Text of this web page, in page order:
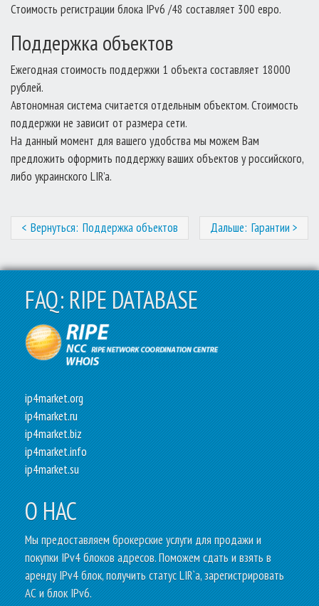
Стоимость регистрации блока IPv6 /48 составляет 300 евро.
Поддержка объектов
Ежегодная стоимость поддержки 1 объекта составляет 18000
рублей.
Автономная система считается отдельным объектом. Стоимость
поддержки не зависит от размера сети.
На данный момент для вашего удобства мы можем Вам
предложить оформить поддержку ваших объектов у российского,
либо украинского LIR’a.
Навигация
по
записям
Поддержка объектов Гарантии
FAQ: RIPE DATABASE
ip4market.org
ip4market.ru
ip4market.biz
ip4market.info
ip4market.su
О НАС
Mы предоставляем брокерские услуги для продажи и
покупки IPv4 блоков адресов. Поможем сдать и взять в
аренду IPv4 блок, получить статус LIR`a, зарегистрировать
АС и блок IPv6.